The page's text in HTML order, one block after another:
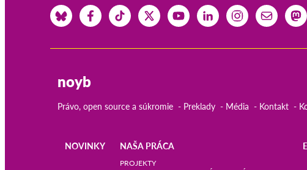
noyb
Právo, open source a súkromie Preklady Média Kontakt
NOVINKY NAŠA PRÁCA
PROJEKTY